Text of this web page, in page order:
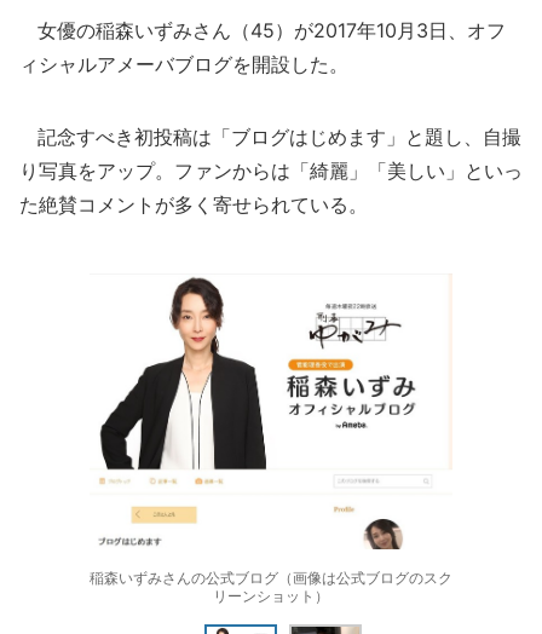
女優の稲森いずみさん（45）が2017年10月3日、オフ
ィシャルアメーバブログを開設した。
記念すべき初投稿は「ブログはじめます」と題し、自撮
り写真をアップ。ファンからは「綺麗」「美しい」といっ
た絶賛コメントが多く寄せられている。
稲森いずみさんの公式ブログ（画像は公式ブログのスク
リーンショット）